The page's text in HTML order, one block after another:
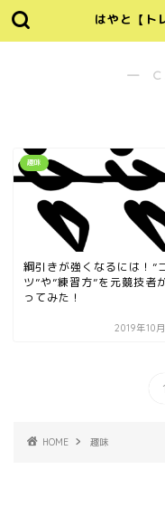
はやと【ト
―
趣味
綱引きが強くなるには！”
ツ”や”練習方”を元競技者
ってみた！
2019年10
1
HOME 趣味